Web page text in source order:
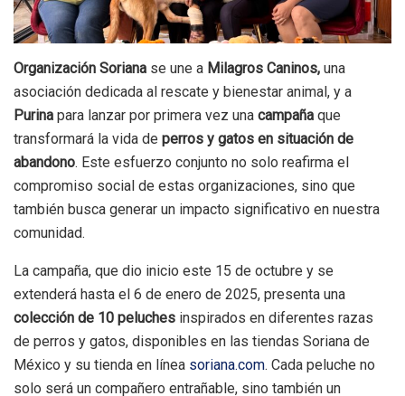
Organización Soriana se une a Milagros Caninos, una
asociación dedicada al rescate y bienestar animal, y a
Purina para lanzar por primera vez una campaña que
transformará la vida de perros y gatos en situación de
abandono. Este esfuerzo conjunto no solo reafirma el
compromiso social de estas organizaciones, sino que
también busca generar un impacto significativo en nuestra
comunidad.
La campaña, que dio inicio este 15 de octubre y se
extenderá hasta el 6 de enero de 2025, presenta una
colección de 10 peluches inspirados en diferentes razas
de perros y gatos, disponibles en las tiendas Soriana de
México y su tienda en línea soriana.com. Cada peluche no
solo será un compañero entrañable, sino también un